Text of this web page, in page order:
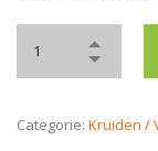
Categorie: Kruiden /